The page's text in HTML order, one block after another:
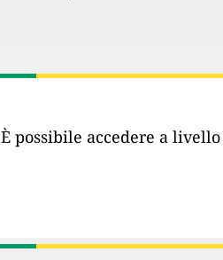
È possibile accedere a